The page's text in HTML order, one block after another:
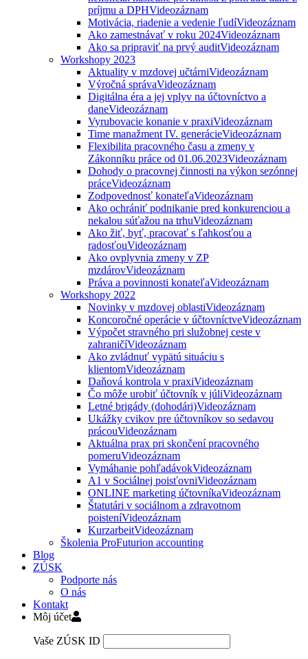
príjmu a DPHVideozáznam
Motivácia, riadenie a vedenie ľudíVideozáznam
Ako zamestnávať v roku 2024Videozáznam
Ako sa pripraviť na prvý auditVideozáznam
Workshopy 2023
Aktuality v mzdovej učtárniVideozáznam
Výročná správaVideozáznam
Digitálna éra a jej vplyv na účtovníctvo a
daneVideozáznam
Vyrubovacie konanie v praxiVideozáznam
Time manažment IV. generácieVideozáznam
Flexibilita pracovného času a zmeny v
Zákonníku práce od 01.06.2023Videozáznam
Dohody o pracovnej činnosti na výkon sezónnej
práceVideozáznam
Zodpovednosť konateľaVideozáznam
Ako ochrániť podnikanie pred konkurenciou a
nekalou súťažou na trhuVideozáznam
Ako žiť, byť, pracovať s ľahkosťou a
radosťouVideozáznam
Ako ovplyvnia zmeny v ZP
mzdárovVideozáznam
Práva a povinnosti konateľaVideozáznam
Workshopy 2022
Novinky v mzdovej oblastiVideozáznam
Koncoročné operácie v účtovníctveVideozáznam
Výpočet stravného pri služobnej ceste v
zahraničíVideozáznam
Ako zvládnuť vypätú situáciu s
klientomVideozáznam
Daňová kontrola v praxiVideozáznam
Čo môže urobiť účtovník v júliVideozáznam
Letné brigády (dohodári)Videozáznam
Ukážky cvikov pre účtovníkov so sedavou
prácouVideozáznam
Aktuálna prax pri skončení pracovného
pomeruVideozáznam
Vymáhanie pohľadávokVideozáznam
A1 v Sociálnej poisťovniVideozáznam
ONLINE marketing účtovníkaVideozáznam
Štatutári v sociálnom a zdravotnom
poisteníVideozáznam
KurzarbeitVideozáznam
Školenia ProFuturion accounting
Blog
ZÚSK
Podporte nás
O nás
Kontakt
Môj účet
Vaše ZÚSK ID